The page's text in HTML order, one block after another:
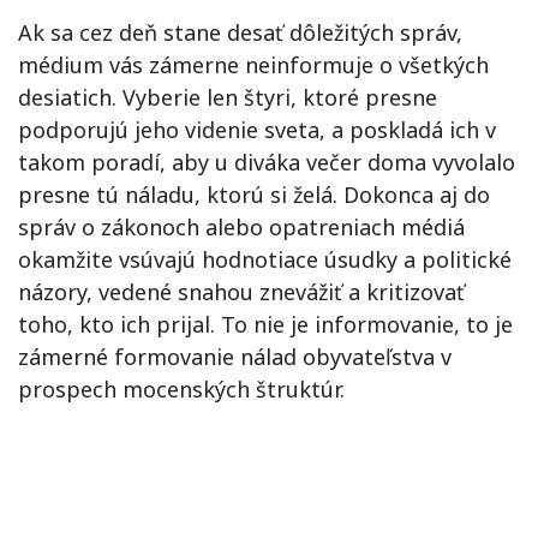
Ak sa cez deň stane desať dôležitých správ,
médium vás zámerne neinformuje o všetkých
desiatich. Vyberie len štyri, ktoré presne
podporujú jeho videnie sveta, a poskladá ich v
takom poradí, aby u diváka večer doma vyvolalo
presne tú náladu, ktorú si želá. Dokonca aj do
správ o zákonoch alebo opatreniach médiá
okamžite vsúvajú hodnotiace úsudky a politické
názory, vedené snahou znevážiť a kritizovať
toho, kto ich prijal. To nie je informovanie, to je
zámerné formovanie nálad obyvateľstva v
prospech mocenských štruktúr.